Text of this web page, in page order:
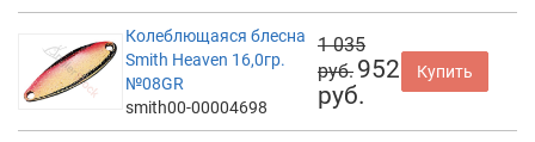
Колеблющаяся блесна
Smith Heaven 16,0гр.
№08GR
smith00-00004698
1 035
руб. 952
руб.
Купить